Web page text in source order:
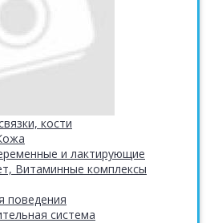
кости
и лактирующие
Витаминные комплексы
поведения
система